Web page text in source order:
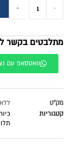
-
+
מתלבטים בקשר
וואטסאפ עם
מק"ט
ללא
קטגוריות